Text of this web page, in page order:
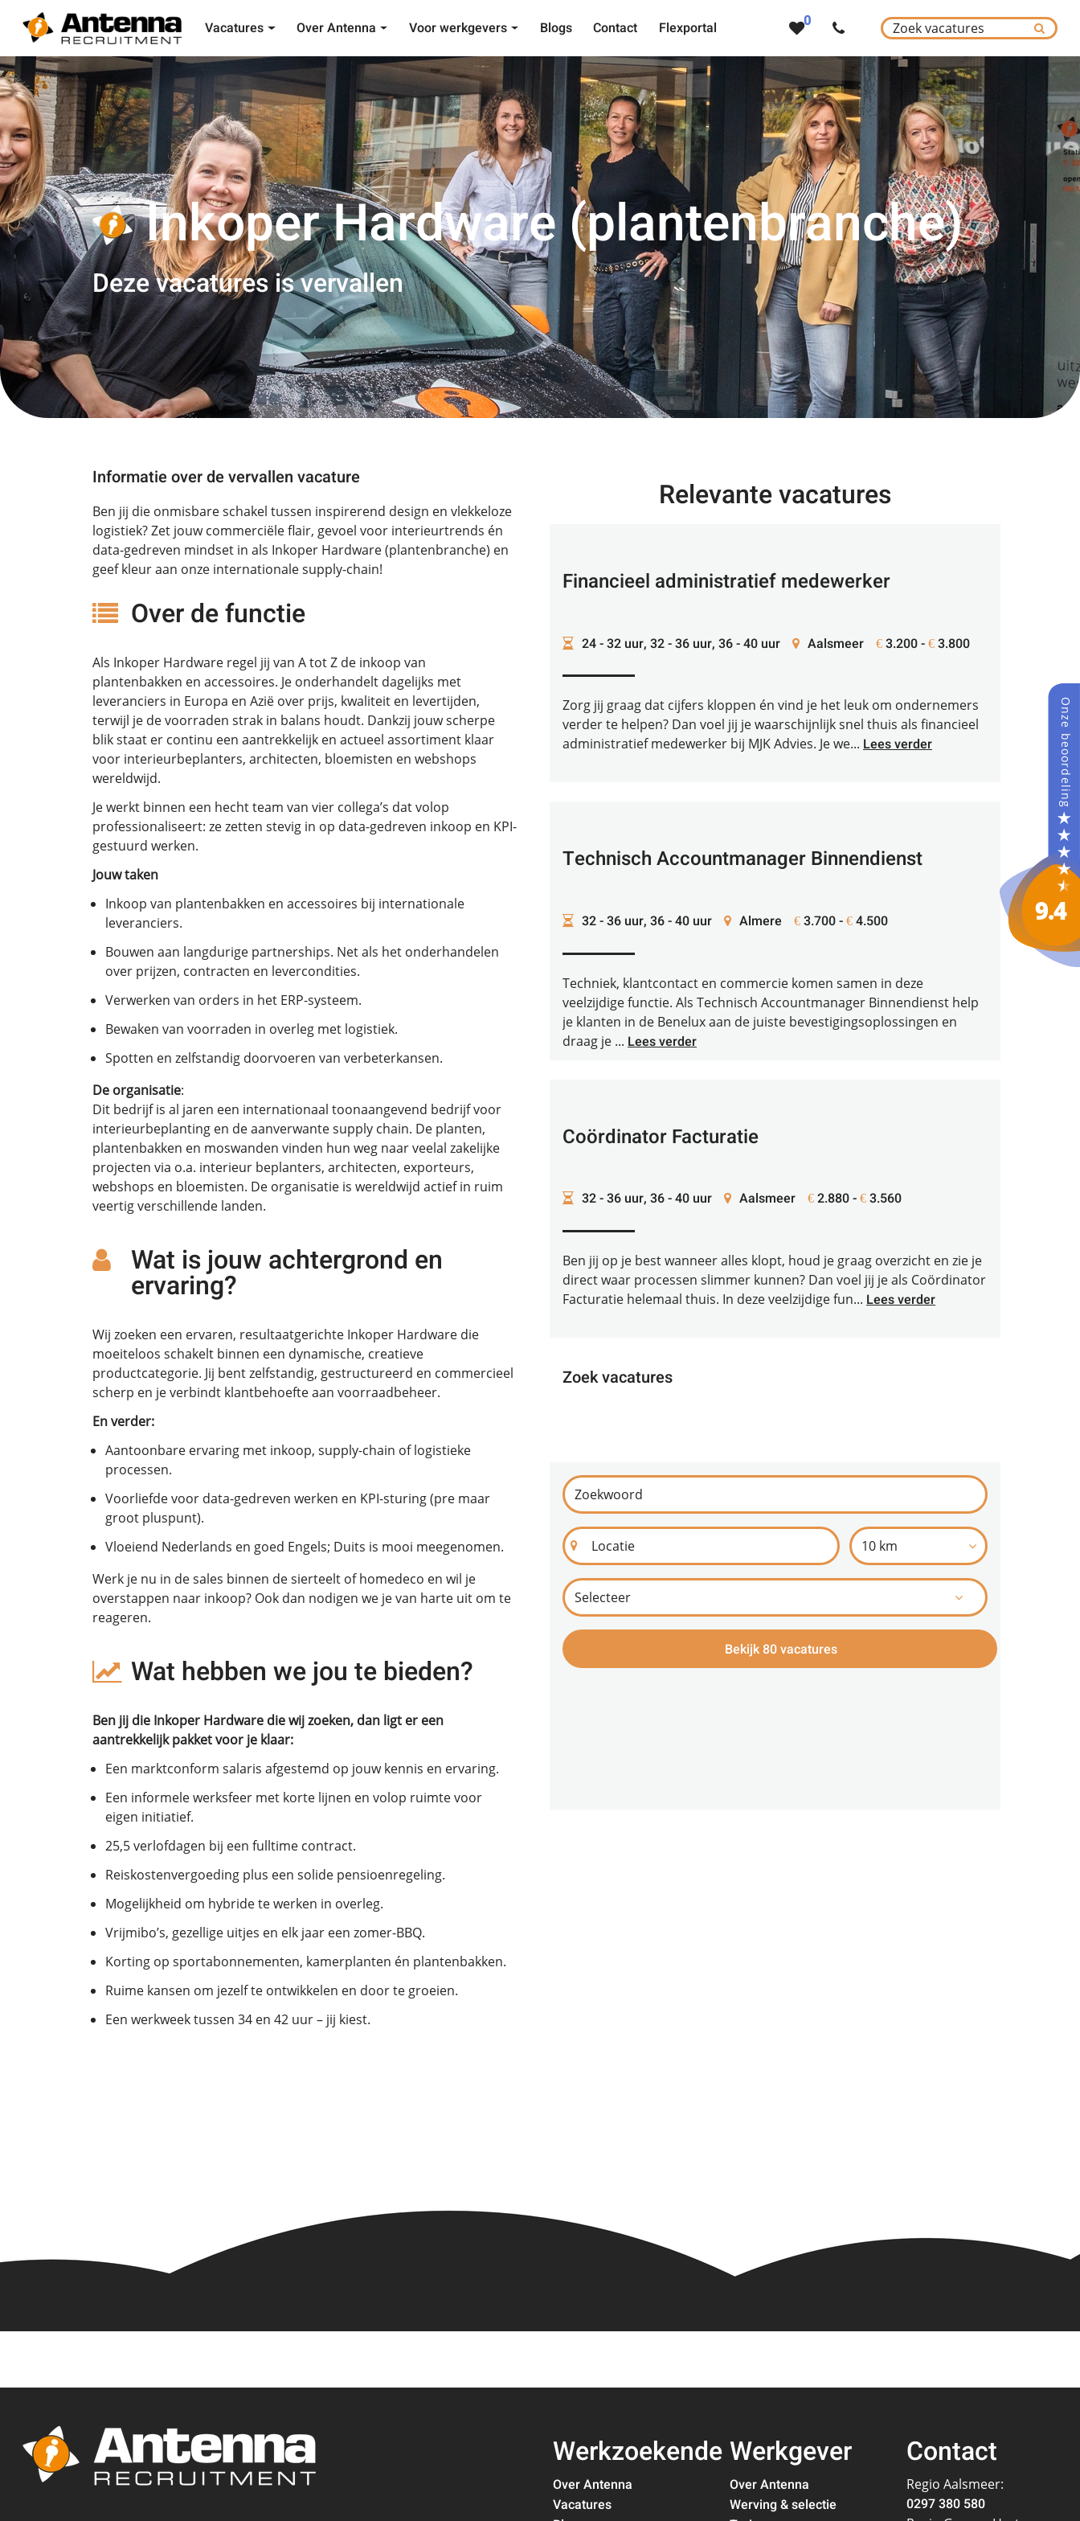
Vacatures Over Antenna Voor werkgevers Blogs Contact Flexportal 0
Inkoper Hardware (plantenbranche)
Deze vacatures is vervallen
Informatie over de vervallen vacature
Ben jij die onmisbare schakel tussen inspirerend design en vlekkeloze
logistiek? Zet jouw commerciële flair, gevoel voor interieurtrends én
data-gedreven mindset in als Inkoper Hardware (plantenbranche) en
geef kleur aan onze internationale supply-chain!
Over de functie
Als Inkoper Hardware regel jij van A tot Z de inkoop van
plantenbakken en accessoires. Je onderhandelt dagelijks met
leveranciers in Europa en Azië over prijs, kwaliteit en levertijden,
terwijl je de voorraden strak in balans houdt. Dankzij jouw scherpe
blik staat er continu een aantrekkelijk en actueel assortiment klaar
voor interieurbeplanters, architecten, bloemisten en webshops
wereldwijd.
Je werkt binnen een hecht team van vier collega’s dat volop
professionaliseert: ze zetten stevig in op data-gedreven inkoop en KPI-
gestuurd werken.
Jouw taken
Inkoop van plantenbakken en accessoires bij internationale
leveranciers.
Bouwen aan langdurige partnerships. Net als het onderhandelen
over prijzen, contracten en levercondities.
Verwerken van orders in het ERP-systeem.
Bewaken van voorraden in overleg met logistiek.
Spotten en zelfstandig doorvoeren van verbeterkansen.
De organisatie:
Dit bedrijf is al jaren een internationaal toonaangevend bedrijf voor
interieurbeplanting en de aanverwante supply chain. De planten,
plantenbakken en moswanden vinden hun weg naar veelal zakelijke
projecten via o.a. interieur beplanters, architecten, exporteurs,
webshops en bloemisten. De organisatie is wereldwijd actief in ruim
veertig verschillende landen.
Wat is jouw achtergrond en
ervaring?
Wij zoeken een ervaren, resultaatgerichte Inkoper Hardware die
moeiteloos schakelt binnen een dynamische, creatieve
productcategorie. Jij bent zelfstandig, gestructureerd en commercieel
scherp en je verbindt klantbehoefte aan voorraadbeheer.
En verder:
Aantoonbare ervaring met inkoop, supply-chain of logistieke
processen.
Voorliefde voor data-gedreven werken en KPI-sturing (pre maar
groot pluspunt).
Vloeiend Nederlands en goed Engels; Duits is mooi meegenomen.
Werk je nu in de sales binnen de sierteelt of homedeco en wil je
overstappen naar inkoop? Ook dan nodigen we je van harte uit om te
reageren.
Wat hebben we jou te bieden?
Ben jij die Inkoper Hardware die wij zoeken, dan ligt er een
aantrekkelijk pakket voor je klaar:
Een marktconform salaris afgestemd op jouw kennis en ervaring.
Een informele werksfeer met korte lijnen en volop ruimte voor
eigen initiatief.
25,5 verlofdagen bij een fulltime contract.
Reiskostenvergoeding plus een solide pensioenregeling.
Mogelijkheid om hybride te werken in overleg.
Vrijmibo’s, gezellige uitjes en elk jaar een zomer-BBQ.
Korting op sportabonnementen, kamerplanten én plantenbakken.
Ruime kansen om jezelf te ontwikkelen en door te groeien.
Een werkweek tussen 34 en 42 uur – jij kiest.
Relevante vacatures
Financieel administratief medewerker
24 - 32 uur, 32 - 36 uur, 36 - 40 uur Aalsmeer € 3.200 - € 3.800
Zorg jij graag dat cijfers kloppen én vind je het leuk om ondernemers
verder te helpen? Dan voel jij je waarschijnlijk snel thuis als financieel
administratief medewerker bij MJK Advies. Je we... Lees verder
Technisch Accountmanager Binnendienst
32 - 36 uur, 36 - 40 uur Almere € 3.700 - € 4.500
Techniek, klantcontact en commercie komen samen in deze
veelzijdige functie. Als Technisch Accountmanager Binnendienst help
je klanten in de Benelux aan de juiste bevestigingsoplossingen en
draag je ... Lees verder
Coördinator Facturatie
32 - 36 uur, 36 - 40 uur Aalsmeer € 2.880 - € 3.560
Ben jij op je best wanneer alles klopt, houd je graag overzicht en zie je
direct waar processen slimmer kunnen? Dan voel jij je als Coördinator
Facturatie helemaal thuis. In deze veelzijdige fun... Lees verder
Zoek vacatures
10 km
Bekijk 80 vacatures
Werkzoekende
Over Antenna
Vacatures
Werkgever
Over Antenna
Werving & selectie
Contact
Regio Aalsmeer:
0297 380 580